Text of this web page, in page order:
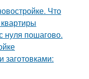
Что
нуля пошагово.
заготовками: